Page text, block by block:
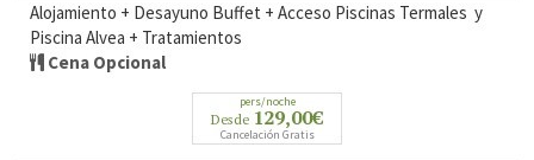
Alojamiento + Desayuno Buffet + Acceso Piscinas Termales y
Piscina Alvea + Tratamientos
Cena Opcional
pers/noche
Desde 129,00€
Cancelación Gratis